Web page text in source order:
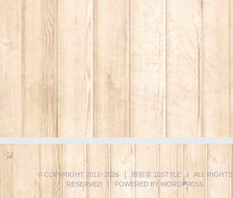
© COPYRIGHT 2012- 2026 | 理容室 10STYLE | ALL RIGHTS
RESERVED | POWERED BYWORDPRESS